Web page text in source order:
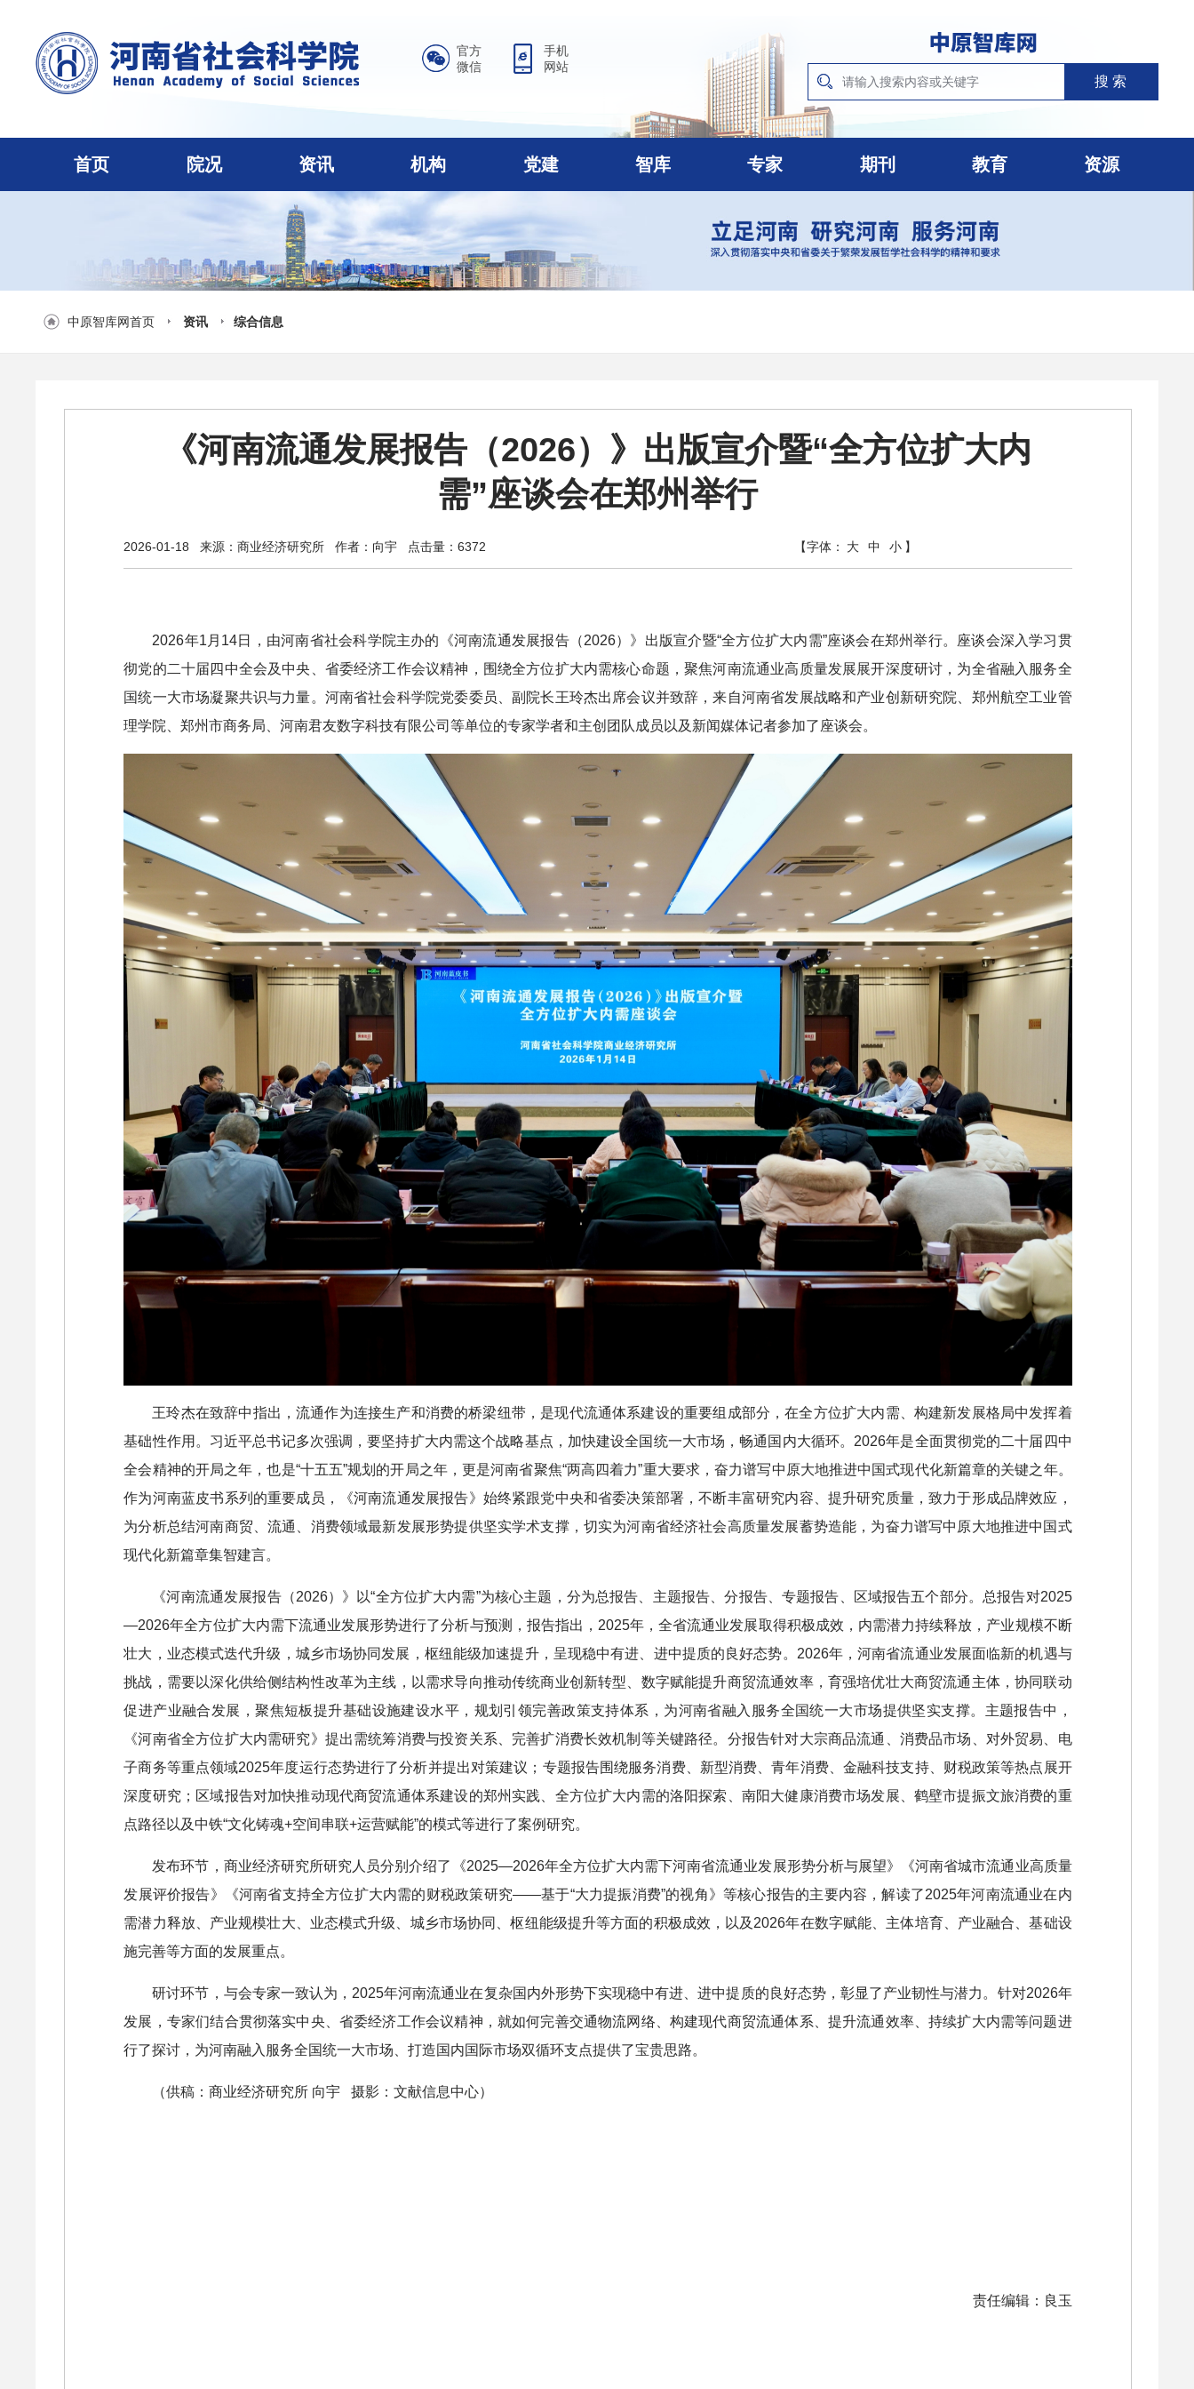
官方
微信
手机
网站
首页 院况 资讯 机构 党建 智库 专家 期刊 教育 资源
中原智库网首页 资讯 综合信息
《河南流通发展报告（2026）》出版宣介暨“全方位扩大内
需”座谈会在郑州举行
2026-01-18 来源：商业经济研究所 作者：向宇 点击量：6372 【字体： 大 中 小 】
2026年1月14日，由河南省社会科学院主办的《河南流通发展报告（2026）》出版宣介暨“全方位扩大内需”座谈会在郑州举行。座谈会深入学习贯
彻党的二十届四中全会及中央、省委经济工作会议精神，围绕全方位扩大内需核心命题，聚焦河南流通业高质量发展展开深度研讨，为全省融入服务全
国统一大市场凝聚共识与力量。河南省社会科学院党委委员、副院长王玲杰出席会议并致辞，来自河南省发展战略和产业创新研究院、郑州航空工业管
理学院、郑州市商务局、河南君友数字科技有限公司等单位的专家学者和主创团队成员以及新闻媒体记者参加了座谈会。
王玲杰在致辞中指出，流通作为连接生产和消费的桥梁纽带，是现代流通体系建设的重要组成部分，在全方位扩大内需、构建新发展格局中发挥着
基础性作用。习近平总书记多次强调，要坚持扩大内需这个战略基点，加快建设全国统一大市场，畅通国内大循环。2026年是全面贯彻党的二十届四中
全会精神的开局之年，也是“十五五”规划的开局之年，更是河南省聚焦“两高四着力”重大要求，奋力谱写中原大地推进中国式现代化新篇章的关键之年。
作为河南蓝皮书系列的重要成员，《河南流通发展报告》始终紧跟党中央和省委决策部署，不断丰富研究内容、提升研究质量，致力于形成品牌效应，
为分析总结河南商贸、流通、消费领域最新发展形势提供坚实学术支撑，切实为河南省经济社会高质量发展蓄势造能，为奋力谱写中原大地推进中国式
现代化新篇章集智建言。
《河南流通发展报告（2026）》以“全方位扩大内需”为核心主题，分为总报告、主题报告、分报告、专题报告、区域报告五个部分。总报告对2025
—2026年全方位扩大内需下流通业发展形势进行了分析与预测，报告指出，2025年，全省流通业发展取得积极成效，内需潜力持续释放，产业规模不断
壮大，业态模式迭代升级，城乡市场协同发展，枢纽能级加速提升，呈现稳中有进、进中提质的良好态势。2026年，河南省流通业发展面临新的机遇与
挑战，需要以深化供给侧结构性改革为主线，以需求导向推动传统商业创新转型、数字赋能提升商贸流通效率，育强培优壮大商贸流通主体，协同联动
促进产业融合发展，聚焦短板提升基础设施建设水平，规划引领完善政策支持体系，为河南省融入服务全国统一大市场提供坚实支撑。主题报告中，
《河南省全方位扩大内需研究》提出需统筹消费与投资关系、完善扩消费长效机制等关键路径。分报告针对大宗商品流通、消费品市场、对外贸易、电
子商务等重点领域2025年度运行态势进行了分析并提出对策建议；专题报告围绕服务消费、新型消费、青年消费、金融科技支持、财税政策等热点展开
深度研究；区域报告对加快推动现代商贸流通体系建设的郑州实践、全方位扩大内需的洛阳探索、南阳大健康消费市场发展、鹤壁市提振文旅消费的重
点路径以及中铁“文化铸魂+空间串联+运营赋能”的模式等进行了案例研究。
发布环节，商业经济研究所研究人员分别介绍了《2025—2026年全方位扩大内需下河南省流通业发展形势分析与展望》《河南省城市流通业高质量
发展评价报告》《河南省支持全方位扩大内需的财税政策研究——基于“大力提振消费”的视角》等核心报告的主要内容，解读了2025年河南流通业在内
需潜力释放、产业规模壮大、业态模式升级、城乡市场协同、枢纽能级提升等方面的积极成效，以及2026年在数字赋能、主体培育、产业融合、基础设
施完善等方面的发展重点。
研讨环节，与会专家一致认为，2025年河南流通业在复杂国内外形势下实现稳中有进、进中提质的良好态势，彰显了产业韧性与潜力。针对2026年
发展，专家们结合贯彻落实中央、省委经济工作会议精神，就如何完善交通物流网络、构建现代商贸流通体系、提升流通效率、持续扩大内需等问题进
行了探讨，为河南融入服务全国统一大市场、打造国内国际市场双循环支点提供了宝贵思路。
（供稿：商业经济研究所 向宇 摄影：文献信息中心）
责任编辑：良玉